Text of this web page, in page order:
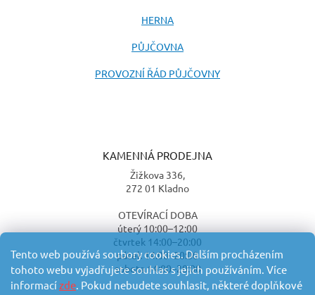
Tento web používá soubory cookies. Dalším procházením
tohoto webu vyjadřujete souhlas s jejich používáním. Více
informacízde. Pokud nebudete souhlasit, některé doplňkové
HERNA
PŮJČOVNA
PROVOZNÍ ŘÁD PŮJČOVNY
KAMENNÁ PRODEJNA
Žižkova 336,
272 01 Kladno
OTEVÍRACÍ DOBA
úterý 10:00–12:00
čtvrtek 14:00–20:00
pátek 14:00–20:00
sobota 14:00–20:00